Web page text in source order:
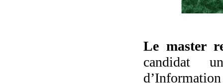
Le master
candidat